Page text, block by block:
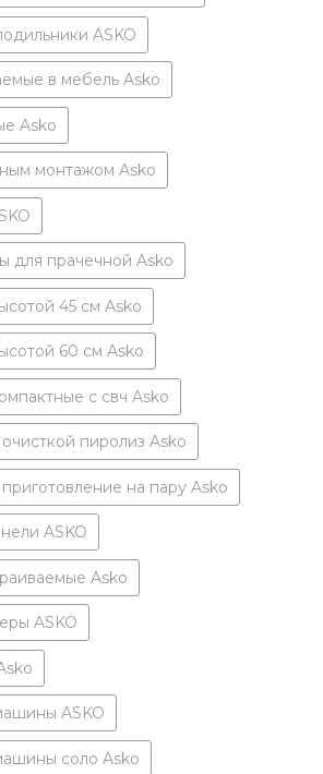
ASKO
в мебель Asko
Asko
монтажом Asko
для прачечной Asko
45 см Asko
60 см Asko
с свч Asko
пиролиз Asko
на пару Asko
ASKO
Asko
ASKO
ASKO
соло Asko